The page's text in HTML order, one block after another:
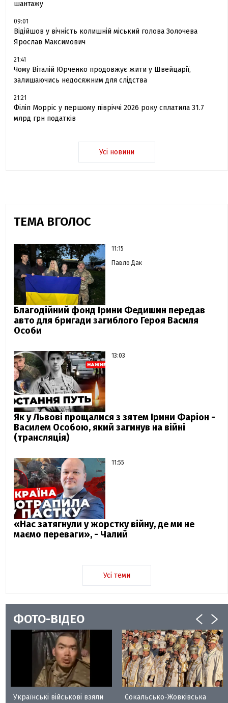
шантажу
09:01
Відійшов у вічність колишній міський голова Золочева
Ярослав Максимович
21:41
Чому Віталій Юрченко продовжує жити у Швейцарії,
залишаючись недосяжним для слідства
21:21
Філіп Морріс у першому півріччі 2026 року сплатила 31.7
млрд грн податків
Усі новини
ТЕМА ВГОЛОС
11:15
Павло Дак
Благодійний фонд Ірини Федишин передав
авто для бригади загиблого Героя Василя
Особи
13:03
Як у Львові прощалися з зятем Ірини Фаріон -
Василем Особою, який загинув на війні
(трансляція)
11:55
«Нас затягнули у жорстку війну, де ми не
маємо переваги», - Чалий
Усі теми
ФОТО-ВІДЕО
Українські військові взяли
Сокальсько-Жовківська